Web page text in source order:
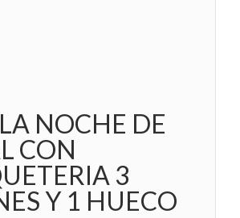
NOCHE DE
CON
3
Y 1 HUECO